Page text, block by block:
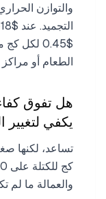
$0.45
الطعام أو مراكز
هل تفوق
يكفي لتغيير
والعمالة ما لم